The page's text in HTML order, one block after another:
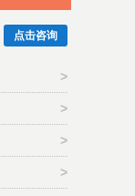
点击咨询
>
>
>
>